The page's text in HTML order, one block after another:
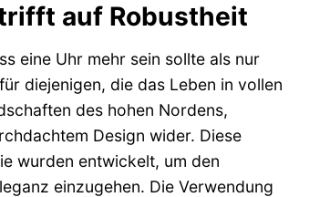
auf Robustheit
eine Uhr mehr sein sollte als nur
diejenigen, die das Leben in vollen
des hohen Nordens,
Design wider. Diese
wurden entwickelt, um den
einzugehen. Die Verwendung